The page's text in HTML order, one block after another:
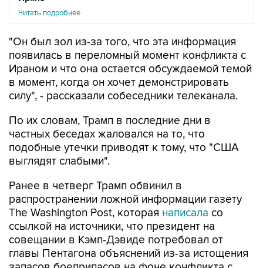
Читать подробнее
"Он был зол из-за того, что эта информация
появилась в переломный момент конфликта с
Ираном и что она остается обсуждаемой темой
в момент, когда он хочет демонстрировать
силу", - рассказали собеседники телеканала.
По их словам, Трамп в последние дни в
частных беседах жаловался на то, что
подобные утечки приводят к тому, что "США
выглядят слабыми".
Ранее в четверг Трамп обвинил в
распространении ложной информации газету
The Washington Post, которая написала со
ссылкой на источники, что президент на
совещании в Кэмп-Дэвиде потребовал от
главы Пентагона объяснений из-за истощения